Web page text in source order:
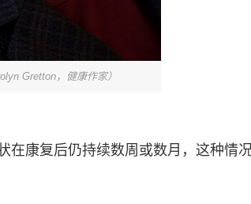
Gretton，健康作家）
在康复后仍持续数周或数月，这种情